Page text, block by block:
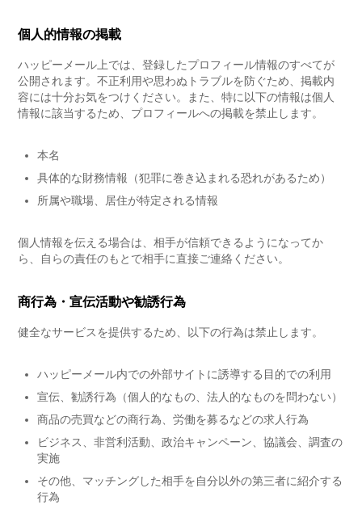
個人的情報の掲載
ハッピーメール上では、登録したプロフィール情報のすべてが
公開されます。不正利用や思わぬトラブルを防ぐため、掲載内
容には十分お気をつけください。また、特に以下の情報は個人
情報に該当するため、プロフィールへの掲載を禁止します。
本名
具体的な財務情報（犯罪に巻き込まれる恐れがあるため）
所属や職場、居住が特定される情報
個人情報を伝える場合は、相手が信頼できるようになってか
ら、自らの責任のもとで相手に直接ご連絡ください。
商行為・宣伝活動や勧誘行為
健全なサービスを提供するため、以下の行為は禁止します。
ハッピーメール内での外部サイトに誘導する目的での利用
宣伝、勧誘行為（個人的なもの、法人的なものを問わない）
商品の売買などの商行為、労働を募るなどの求人行為
ビジネス、非営利活動、政治キャンペーン、協議会、調査の
実施
その他、マッチングした相手を自分以外の第三者に紹介する
行為